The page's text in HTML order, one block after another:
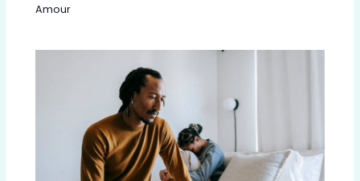
Amour